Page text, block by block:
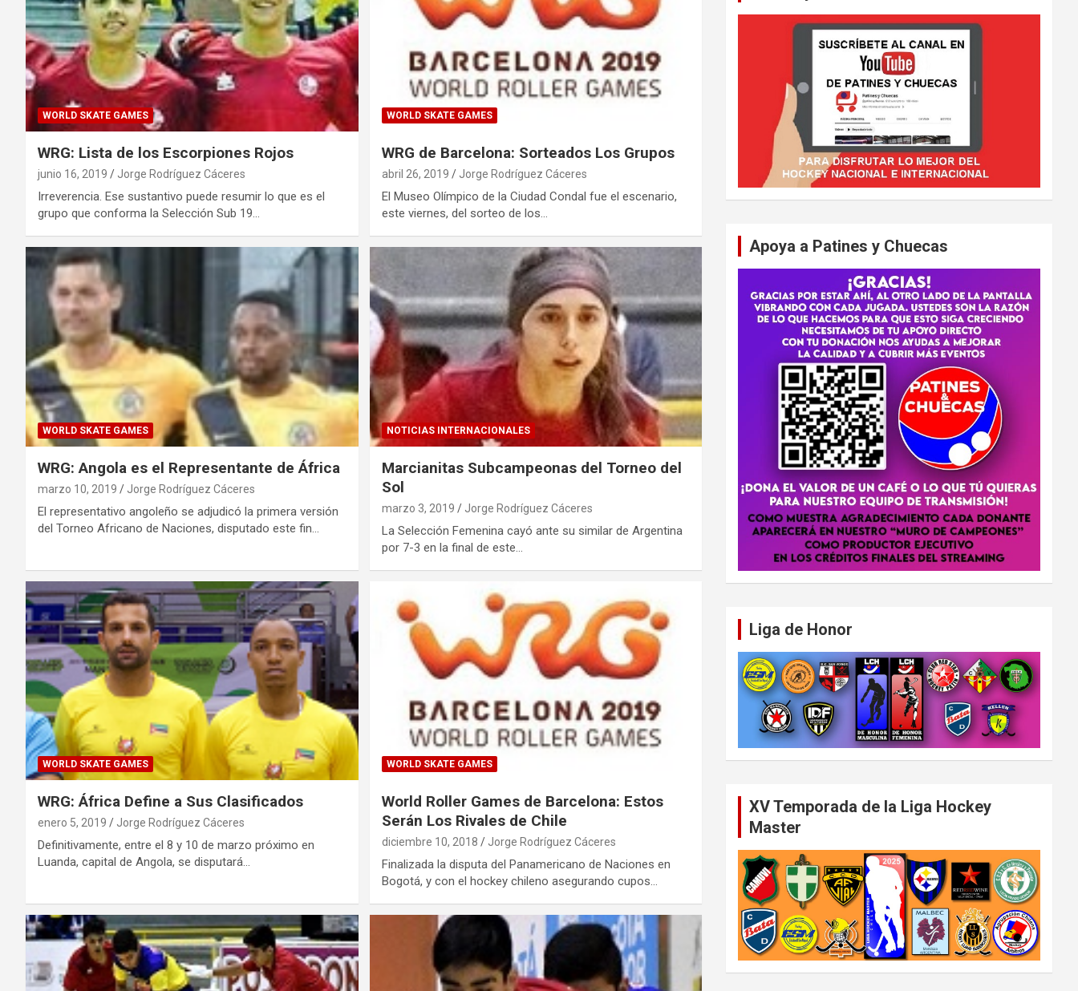
WORLD SKATE GAMES
WRG: Lista de los Escorpiones Rojos
junio 16, 2019 Jorge Rodríguez Cáceres
Irreverencia. Ese sustantivo puede resumir lo que es el
grupo que conforma la Selección Sub 19…
WORLD SKATE GAMES
WRG de Barcelona: Sorteados Los Grupos
abril 26, 2019 Jorge Rodríguez Cáceres
El Museo Olímpico de la Ciudad Condal fue el escenario,
este viernes, del sorteo de los…
WORLD SKATE GAMES
WRG: Angola es el Representante de África
marzo 10, 2019 Jorge Rodríguez Cáceres
El representativo angoleño se adjudicó la primera versión
del Torneo Africano de Naciones, disputado este fin…
NOTICIAS INTERNACIONALES
Marcianitas Subcampeonas del Torneo del
Sol
marzo 3, 2019 Jorge Rodríguez Cáceres
La Selección Femenina cayó ante su similar de Argentina
por 7-3 en la final de este…
WORLD SKATE GAMES
WRG: África Define a Sus Clasificados
enero 5, 2019 Jorge Rodríguez Cáceres
Definitivamente, entre el 8 y 10 de marzo próximo en
Luanda, capital de Angola, se disputará…
WORLD SKATE GAMES
World Roller Games de Barcelona: Estos
Serán Los Rivales de Chile
diciembre 10, 2018 Jorge Rodríguez Cáceres
Finalizada la disputa del Panamericano de Naciones en
Bogotá, y con el hockey chileno asegurando cupos…
Apoya a Patines y Chuecas
Liga de Honor
XV Temporada de la Liga Hockey
Master